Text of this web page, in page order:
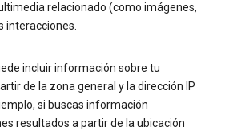
relacionado (como imágenes,
interacciones.
incluir información sobre tu
de la zona general y la dirección IP
si buscas información
resultados a partir de la ubicación